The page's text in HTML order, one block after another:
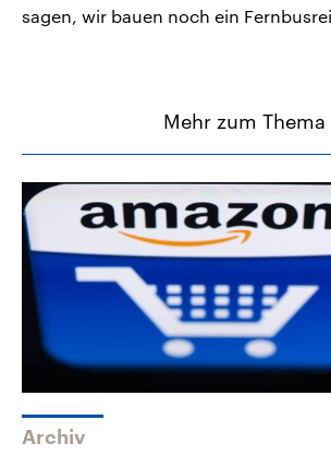
sagen, wir bauen noch ein
Mehr zum Thema
Archiv